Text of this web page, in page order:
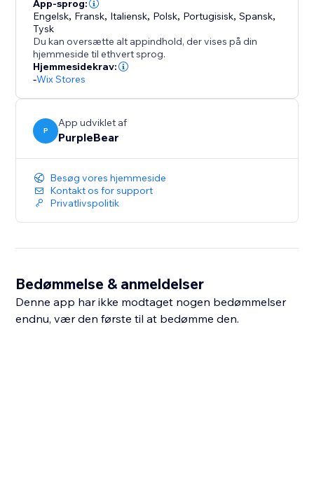
til dine produkter og omsæt flere besøgende til
købere.
App-sprog:
Engelsk, Fransk, Italiensk, Polsk, Portugisisk,Spansk,
Tysk
Du kan oversætte alt appindhold, der vises på din
hjemmeside til ethvert sprog.
Hjemmesidekrav:
-Wix Stores
P
App udviklet af
PurpleBear
Besøg vores hjemmeside
Kontakt os for support
Privatlivspolitik
Bedømmelse & anmeldelser
Denne app har ikke modtaget nogen bedømmelser
endnu, vær den første til at bedømme den.